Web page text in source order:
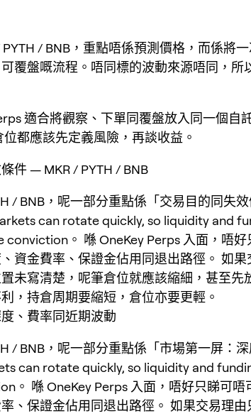
/ BNB，重點唔係預測價格，而係將
覆盤嘅流程。唔同標的波動來源唔同，所
適合將觀察、下單同覆盤放入同一個自
都應該先定義風險，再談收益。
件 — MKR / PYTH / BNB
/ BNB，呢一部分重點係「交易目的同失
can rotate quickly, so liquidity and
。 喺 OneKey Perps 入面，唔好
資金費率、保證金佔用同退出路徑。 如
未寫清楚，呢筆倉位就應該縮細，甚至先
，持倉周期要縮短，倉位亦要更輕。
、費率同近期波動
/ BNB，呢一部分重點係「市場第一屏：
can rotate quickly, so liquidity and
。 喺 OneKey Perps 入面，唔好只睇可唔
、保證金佔用同退出路徑。 如果交易理